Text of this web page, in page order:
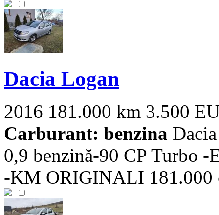
Dacia Logan
2016 181.000 km 3.500
Carburant: benzina
0,9 benzină-90 CP Turbo -
-KM ORIGINALI 181.000